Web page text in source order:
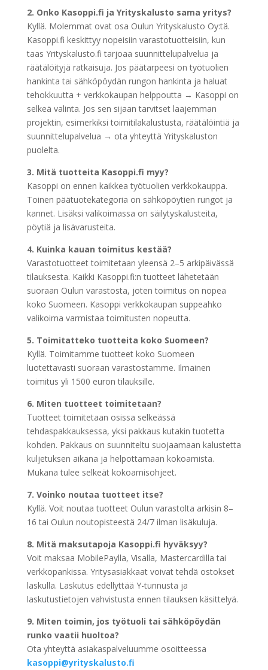
2. Onko Kasoppi.fi ja Yrityskalusto sama yritys?
Kyllä. Molemmat ovat osa Oulun Yrityskalusto Oy:tä.
Kasoppi.fi keskittyy nopeisiin varastotuotteisiin, kun
taas Yrityskalusto.fi tarjoaa suunnittelupalvelua ja
räätälöityjä ratkaisuja. Jos päätarpeesi on työtuolien
hankinta tai sähköpöydän rungon hankinta ja haluat
tehokkuutta + verkkokaupan helppoutta → Kasoppi on
selkeä valinta. Jos sen sijaan tarvitset laajemman
projektin, esimerkiksi toimitilakalustusta, räätälöintiä ja
suunnittelupalvelua → ota yhteyttä Yrityskaluston
puolelta.
3. Mitä tuotteita Kasoppi.fi myy?
Kasoppi on ennen kaikkea työtuolien verkkokauppa.
Toinen päätuotekategoria on sähköpöytien rungot ja
kannet. Lisäksi valikoimassa on säilytyskalusteita,
pöytiä ja lisävarusteita.
4. Kuinka kauan toimitus kestää?
Varastotuotteet toimitetaan yleensä 2–5 arkipäivässä
tilauksesta. Kaikki Kasoppi.fi:n tuotteet lähetetään
suoraan Oulun varastosta, joten toimitus on nopea
koko Suomeen. Kasoppi verkkokaupan suppeahko
valikoima varmistaa toimitusten nopeutta.
5. Toimitatteko tuotteita koko Suomeen?
Kyllä. Toimitamme tuotteet koko Suomeen
luotettavasti suoraan varastostamme. Ilmainen
toimitus yli 1500 euron tilauksille.
6. Miten tuotteet toimitetaan?
Tuotteet toimitetaan osissa selkeässä
tehdaspakkauksessa, yksi pakkaus kutakin tuotetta
kohden. Pakkaus on suunniteltu suojaamaan kalustetta
kuljetuksen aikana ja helpottamaan kokoamista.
Mukana tulee selkeät kokoamisohjeet.
7. Voinko noutaa tuotteet itse?
Kyllä. Voit noutaa tuotteet Oulun varastolta arkisin 8–
16 tai Oulun noutopisteestä 24/7 ilman lisäkuluja.
8. Mitä maksutapoja Kasoppi.fi hyväksyy?
Voit maksaa MobilePaylla, Visalla, Mastercardilla tai
verkkopankissa. Yritysasiakkaat voivat tehdä ostokset
laskulla. Laskutus edellyttää Y-tunnusta ja
laskutustietojen vahvistusta ennen tilauksen käsittelyä.
9. Miten toimin, jos työtuoli tai sähköpöydän
runko vaatii huoltoa?
Ota yhteyttä asiakaspalveluumme osoitteessa
kasoppi@yrityskalusto.fi